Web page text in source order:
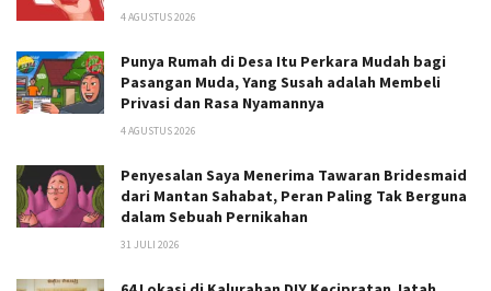
4 AGUSTUS 2026
Punya Rumah di Desa Itu Perkara Mudah bagi
Pasangan Muda, Yang Susah adalah Membeli
Privasi dan Rasa Nyamannya
4 AGUSTUS 2026
Penyesalan Saya Menerima Tawaran Bridesmaid
dari Mantan Sahabat, Peran Paling Tak Berguna
dalam Sebuah Pernikahan
31 JULI 2026